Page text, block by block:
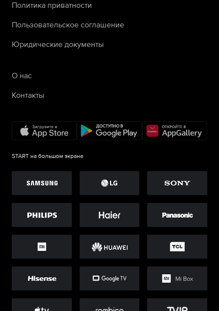
Политика приватности
Пользовательское соглашение
Юридические документы
О нас
Контакты
START на большом экране